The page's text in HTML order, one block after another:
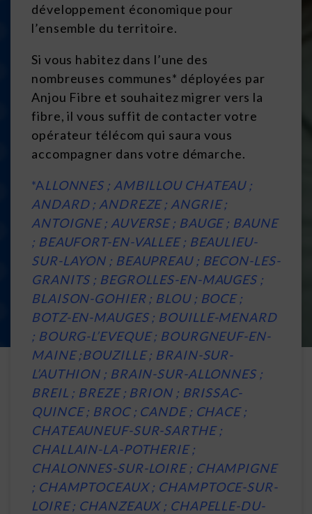
développement économique pour
l’ensemble du territoire.
Si vous habitez dans l’une des
nombreuses communes* déployées par
Anjou Fibre et souhaitez migrer vers la
fibre, il vous suffit de contacter votre
opérateur télécom qui saura vous
accompagner dans votre démarche.
*ALLONNES ; AMBILLOU CHATEAU ;
ANDARD ; ANDREZE ; ANGRIE ;
ANTOIGNE ; AUVERSE ; BAUGE ; BAUNE
; BEAUFORT-EN-VALLEE ; BEAULIEU-
SUR-LAYON ; BEAUPREAU ; BECON-LES-
GRANITS ; BEGROLLES-EN-MAUGES ;
BLAISON-GOHIER ; BLOU ; BOCE ;
BOTZ-EN-MAUGES ; BOUILLE-MENARD
; BOURG-L’EVEQUE ; BOURGNEUF-EN-
MAINE ;BOUZILLE ; BRAIN-SUR-
L’AUTHION ; BRAIN-SUR-ALLONNES ;
BREIL ; BREZE ; BRION ; BRISSAC-
QUINCE ; BROC ; CANDE ; CHACE ;
CHATEAUNEUF-SUR-SARTHE ;
CHALLAIN-LA-POTHERIE ;
CHALONNES-SUR-LOIRE ; CHAMPIGNE
; CHAMPTOCEAUX ; CHAMPTOCE-SUR-
LOIRE ; CHANZEAUX ; CHAPELLE-DU-